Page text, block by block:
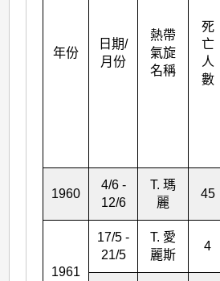
年份
日期/
月份
熱帶
氣旋
名稱
死
亡
人
數
1960
4/6 -
12/6
T. 瑪
麗
45
1961
17/5 -
21/5
T. 愛
麗斯
4